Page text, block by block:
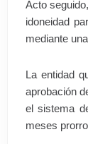
Acto
idoneidad
mediante
La entidad
aprobación
el sistema
meses